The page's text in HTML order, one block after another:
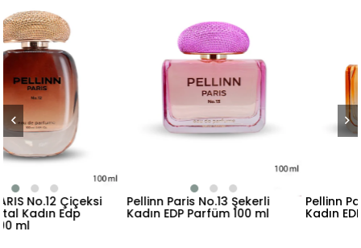
Pellinn Paris No.13 Şekerli
Kadın EDP Parfüm 100 ml
Pellinn Paris No.14 Çiçeksi
Kadın EDP Parfüm100 ml